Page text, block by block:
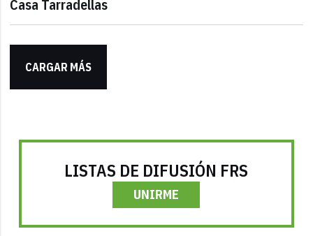
Casa Tarradellas
CARGAR MÁS
LISTAS DE DIFUSIÓN FRS
UNIRME